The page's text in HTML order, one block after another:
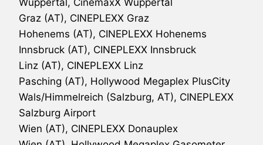
Graz (AT), CINEPLEXX Graz
Hohenems (AT), CINEPLEXX Hohenems
Innsbruck (AT), CINEPLEXX Innsbruck
Linz (AT), CINEPLEXX Linz
Pasching (AT), Hollywood Megaplex PlusCity
Wals/Himmelreich (Salzburg, AT), CINEPLEXX
Salzburg Airport
Wien (AT), CINEPLEXX Donauplex